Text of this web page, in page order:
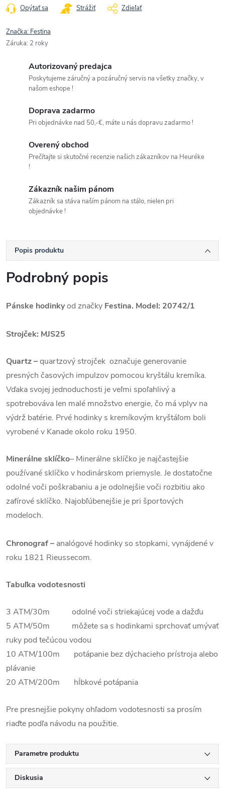
Opýtať sa Strážiť Zdieľať
Značka: Festina
Záruka: 2 roky
Autorizovaný predajca
Poskytujeme záručný a pozáručný servis na všetky značky, v
našom eshope !
Doprava zadarmo
Pri objednávke nad 50,-€, máte u nás dopravu zadarmo !
Overený obchod
Prečítajte si skutočné recenzie našich zákazníkov na Heuréke
!
Zákazník našim pánom
Zákazník sa stáva naším pánom na stálo, nielen pri
objednávke !
Popis produktu
Podrobný popis
Pánske hodinkyod značky Festina. Model: 20742/1
Strojček: MJS25
Quartz–quartzový strojček označuje generovanie
presných časových impulzov pomocou kryštálu kremíka.
Vďaka svojej jednoduchosti je veľmi spoľahlivý a
spotrebováva len malé množstvo energie, čo má vplyv na
výdrž batérie. Prvé hodinky s kremíkovým kryštáľom boli
vyrobené v Kanade okolo roku 1950.
Minerálne sklíčko– Minerálne sklíčko je najčastejšie
používané sklíčko v hodinárskom priemysle. Je dostatočne
odolné voči poškrabaniu a je odolnejšie voči rozbitiu ako
zafírové sklíčko. Najobľúbenejšie je pri športových
modeloch.
Chronograf – analógové hodinky so stopkami, vynájdené v
roku 1821 Rieussecom.
Tabuľka vodotesnosti
3 ATM/30m odolné voči striekajúcej vode a dažďu
5 ATM/50m môžete sa s hodinkami sprchovať umývať
ruky pod tečúcou vodou
10 ATM/100m potápanie bez dýchacieho prístroja alebo
plávanie
20 ATM/200m hĺbkové potápania
Pre presnejšie pokyny ohľadom vodotesnosti sa prosím
riaďte podľa návodu na použitie.
Parametre produktu
Diskusia